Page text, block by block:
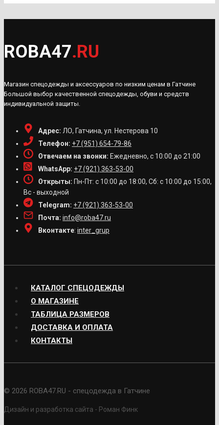
ROBA47.RU
Магазин спецодежды и аксессуаров по низким ценам в Гатчине
Большой выбор качественной спецодежды, обуви и средств
индивидуальной защиты.
Адрес: ЛО, Гатчина, ул. Нестерова 10
Телефон: +7 (951) 654-79-86
Отвечаем на звонки: Ежедневно, с 10:00 до 21:00
WhatsApp: +7 (921) 363-53-00
Открыты: Пн-Пт: с 10:00 до 18:00, Сб: с 10:00 до 15:00,
Вс - выходной
Telegram: +7 (921) 363-53-00
Почта: info@roba47.ru
Вконтакте: inter_grup
КАТАЛОГ СПЕЦОДЕЖДЫ
О МАГАЗИНЕ
ТАБЛИЦА РАЗМЕРОВ
ДОСТАВКА И ОПЛАТА
КОНТАКТЫ
© 2026 ROBA47.RU - спецодежда в Гатчине
Дизайн и разработка сайта - Роман Финк